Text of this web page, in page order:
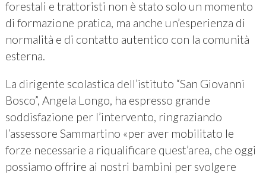
forestali e trattoristi non è stato solo un momento
di formazione pratica, ma anche un’esperienza di
normalità e di contatto autentico con la comunità
esterna.
La dirigente scolastica dell’istituto “San Giovanni
Bosco”, Angela Longo, ha espresso grande
soddisfazione per l’intervento, ringraziando
l’assessore Sammartino «per aver mobilitato le
forze necessarie a riqualificare quest’area, che oggi
possiamo offrire ai nostri bambini per svolgere